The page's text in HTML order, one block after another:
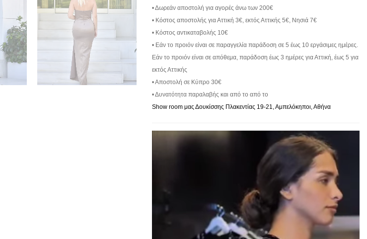
• Δωρεάν αποστολή για αγορές άνω των 200€
• Κόστος αποστολής για Αττική 3€, εκτός Αττικής 5€, Νησιά 7€
• Κόστος αντικαταβολής 10€
• Εάν το προιόν είναι σε παραγγελία παράδοση σε 5 έως 10 εργάσιμες ημέρες.
Εάν το προιόν είναι σε απόθεμα, παράδοση έως 3 ημέρες για Αττική, έως 5 για
εκτός Αττικής
• Αποστολή σε Κύπρο 30€
• Δυνατότητα παραλαβής και από το από το
Show room μας Δουκίσσης Πλακεντίας 19-21, Αμπελόκηποι, Αθήνα